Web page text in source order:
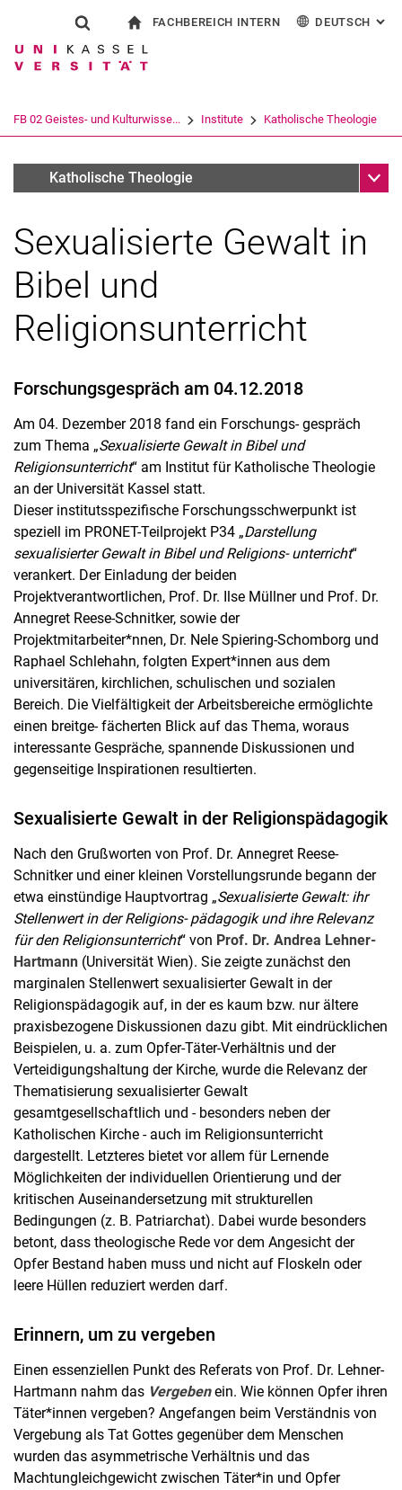
Springe direkt zu: Inhalt
Springe direkt zu: Suche
Springe direkt zu:
Suchformular
Suchbegriff
Suchen (öffnet externen Link in einem
FACHBEREICH INTERN DEUTSCH :
Italiano
FB 02 Geistes- und Kulturwisse... Institute Katholische Theologie
Katholische Theologie
Sexualisierte Gewalt in
Bibel und
Religionsunterricht
Forschungsgespräch am 04.12.2018
Am 04. Dezember 2018 fand ein Forschungs- gespräch
zum Thema „Sexualisierte Gewalt in Bibel und
Religionsunterricht“ am Institut für Katholische Theologie
an der Universität Kassel statt.
Dieser institutsspezifische Forschungsschwerpunkt ist
speziell im PRONET-Teilprojekt P34 „Darstellung
sexualisierter Gewalt in Bibel und Religions- unterricht“
verankert. Der Einladung der beiden
Projektverantwortlichen, Prof. Dr. Ilse Müllner und Prof. Dr.
Annegret Reese-Schnitker, sowie der
Projektmitarbeiter*nnen, Dr. Nele Spiering-Schomborg und
Raphael Schlehahn, folgten Expert*innen aus dem
universitären, kirchlichen, schulischen und sozialen
Bereich. Die Vielfältigkeit der Arbeitsbereiche ermöglichte
einen breitge- fächerten Blick auf das Thema, woraus
interessante Gespräche, spannende Diskussionen und
gegenseitige Inspirationen resultierten.
Sexualisierte Gewalt in der Religionspädagogik
Nach den Grußworten von Prof. Dr. Annegret Reese-
Schnitker und einer kleinen Vorstellungsrunde begann der
etwa einstündige Hauptvortrag „Sexualisierte Gewalt: ihr
Stellenwert in der Religions- pädagogik und ihre Relevanz
für den Religionsunterricht“ von Prof. Dr. Andrea Lehner-
Hartmann (Universität Wien). Sie zeigte zunächst den
marginalen Stellenwert sexualisierter Gewalt in der
Religionspädagogik auf, in der es kaum bzw. nur ältere
praxisbezogene Diskussionen dazu gibt. Mit eindrücklichen
Beispielen, u. a. zum Opfer-Täter-Verhältnis und der
Verteidigungshaltung der Kirche, wurde die Relevanz der
Thematisierung sexualisierter Gewalt
gesamtgesellschaftlich und - besonders neben der
Katholischen Kirche - auch im Religionsunterricht
dargestellt. Letzteres bietet vor allem für Lernende
Möglichkeiten der individuellen Orientierung und der
kritischen Auseinandersetzung mit strukturellen
Bedingungen (z. B. Patriarchat). Dabei wurde besonders
betont, dass theologische Rede vor dem Angesicht der
Opfer Bestand haben muss und nicht auf Floskeln oder
leere Hüllen reduziert werden darf.
Erinnern, um zu vergeben
Einen essenziellen Punkt des Referats von Prof. Dr. Lehner-
Hartmann nahm das Vergebenein. Wie können Opfer ihren
Täter*innen vergeben? Angefangen beim Verständnis von
Vergebung als Tat Gottes gegenüber dem Menschen
wurden das asymmetrische Verhältnis und das
Machtungleichgewicht zwischen Täter*in und Opfer